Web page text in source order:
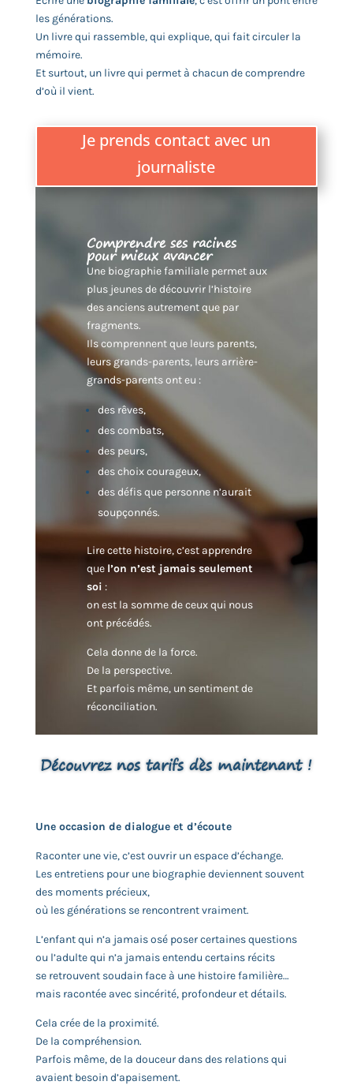
les générations.
Un livre qui rassemble, qui explique, qui fait circuler la
mémoire.
Et surtout, un livre qui permet à chacun de comprendre
d’où il vient.
Je prends contact avec un
journaliste
Comprendre ses racines
pour mieux avancer
Une biographie familiale permet aux
plus jeunes de découvrir l’histoire
des anciens autrement que par
fragments.
Ils comprennent que leurs parents,
leurs grands-parents, leurs arrière-
grands-parents ont eu :
des rêves,
des combats,
des peurs,
des choix courageux,
des défis que personne n’aurait
soupçonnés.
Lire cette histoire, c’est apprendre
que l’on n’est jamais seulement
soi :
on est la somme de ceux qui nous
ont précédés.
Cela donne de la force.
De la perspective.
Et parfois même, un sentiment de
réconciliation.
Découvrez nos tarifs dès maintenant !
Une occasion de dialogue et d’écoute
Raconter une vie, c’est ouvrir un espace d’échange.
Les entretiens pour une biographie deviennent souvent
des moments précieux,
où les générations se rencontrent vraiment.
L’enfant qui n’a jamais osé poser certaines questions
ou l’adulte qui n’a jamais entendu certains récits
se retrouvent soudain face à une histoire familière…
mais racontée avec sincérité, profondeur et détails.
Cela crée de la proximité.
De la compréhension.
Parfois même, de la douceur dans des relations qui
avaient besoin d’apaisement.